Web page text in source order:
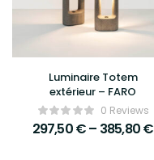
Luminaire Totem
extérieur – FARO
0 Reviews
297,50€– 385,80€